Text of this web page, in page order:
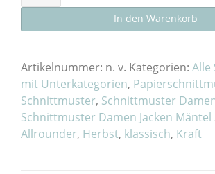
Jacke
„Genf“
als
E-
Book
oder
Papierschnitt
In den Warenkorb
Artikelnummer: n. v. Kategorien: Alle
mit Unterkategorien,
Schnittmuster, Schnittmuster
Schnittmuster Damen Jacken Mäntel
Allrounder, Herbst, klassisch, Kraft